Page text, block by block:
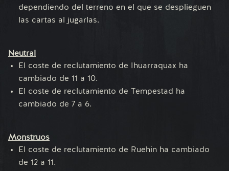
dependiendo del terreno en el que se desplieguen
las cartas al jugarlas.
Neutral
El coste de reclutamiento de Ihuarraquax ha
cambiado de 11 a 10.
El coste de reclutamiento de Tempestad ha
cambiado de 7 a 6.
Monstruos
El coste de reclutamiento de Ruehin ha cambiado
de 12 a 11.